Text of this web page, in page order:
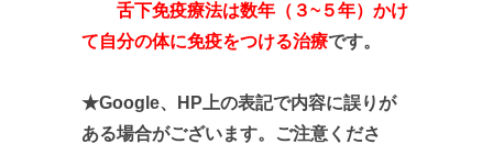
舌下免疫療法は数年（３~５年）かけ
て自分の体に免疫をつける治療です。
★Google、HP上の表記で内容に誤りが
ある場合がございます。ご注意くださ